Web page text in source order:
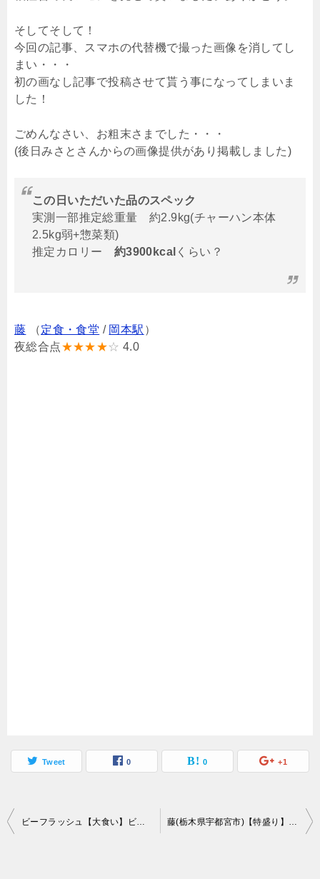
そしてそして！
今回の記事、スマホの代替機で撮った画像を消してし
まい・・・
初の画なし記事で投稿させて貰う事になってしまいま
した！
ごめんなさい、お粗末さまでした・・・
(後日みさとさんからの画像提供があり掲載しました)
この日いただいた品のスペック
実測一部推定総重量 約2.9kg(チャーハン本体
2.5kg弱+惣菜類)
推定カロリー 約3900kcal くらい？
藤 （定食・食堂 / 岡本駅 ）
夜総合点★★★★☆ 4.0
Tweet 0 0 +1
投
ビーフラッシュ【大食い】ビーフシチューやステーキが時間無制限で食べ放題 藤(栃木県宇都宮市)【特盛り】大繁盛デカ盛り店で全メニュー制覇を目指す